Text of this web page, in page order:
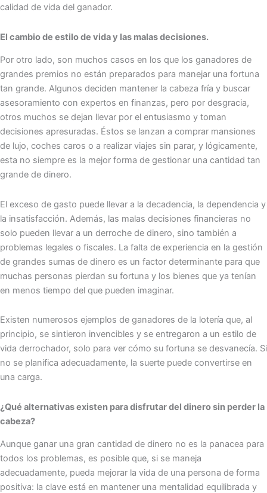
calidad de vida del ganador.
El cambio de estilo de vida y las malas decisiones.
Por otro lado, son muchos casos en los que los ganadores de
grandes premios no están preparados para manejar una fortuna
tan grande. Algunos deciden mantener la cabeza fría y buscar
asesoramiento con expertos en finanzas, pero por desgracia,
otros muchos se dejan llevar por el entusiasmo y toman
decisiones apresuradas. Éstos se lanzan a comprar mansiones
de lujo, coches caros o a realizar viajes sin parar, y lógicamente,
esta no siempre es la mejor forma de gestionar una cantidad tan
grande de dinero.
El exceso de gasto puede llevar a la decadencia, la dependencia y
la insatisfacción. Además, las malas decisiones financieras no
solo pueden llevar a un derroche de dinero, sino también a
problemas legales o fiscales. La falta de experiencia en la gestión
de grandes sumas de dinero es un factor determinante para que
muchas personas pierdan su fortuna y los bienes que ya tenían
en menos tiempo del que pueden imaginar.
Existen numerosos ejemplos de ganadores de la lotería que, al
principio, se sintieron invencibles y se entregaron a un estilo de
vida derrochador, solo para ver cómo su fortuna se desvanecía. Si
no se planifica adecuadamente, la suerte puede convertirse en
una carga.
¿Qué alternativas existen para disfrutar del dinero sin perder la
cabeza?
Aunque ganar una gran cantidad de dinero no es la panacea para
todos los problemas, es posible que, si se maneja
adecuadamente, pueda mejorar la vida de una persona de forma
positiva: la clave está en mantener una mentalidad equilibrada y